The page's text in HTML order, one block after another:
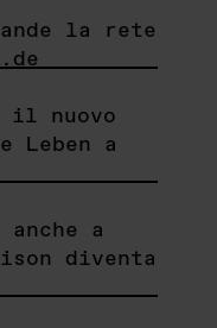
la rete
il nuovo
Leben a
anche a
diventa